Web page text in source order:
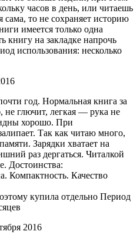
часов в день, или читаешь
сама, то не сохраняет историю
имеется только одна
на закладке напрочь
использования: несколько
год. Нормальная книга за
не глючит, легкая — рука не
хорошо. При
Так как читаю много,
Зарядки хватает на
раз дергаться. Читалкой
Достоинства:
Компактность. Качество
купила отдельно Период
2016